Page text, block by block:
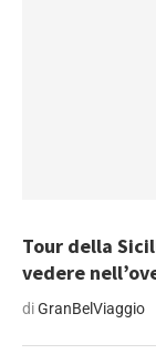
Tour della
vedere
diGranBelViaggio